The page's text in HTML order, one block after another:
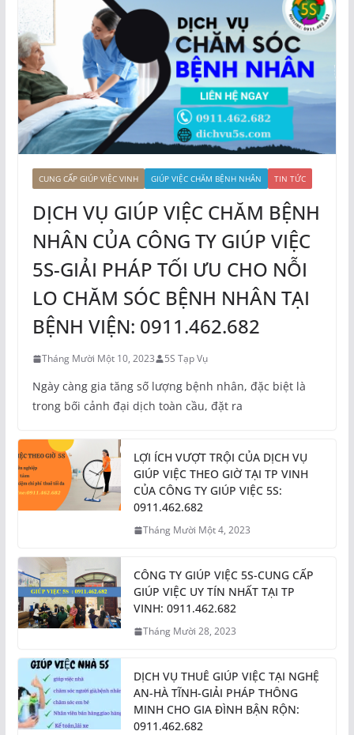
CUNG CẤP GIÚP VIỆC VINH GIÚP VIỆC CHĂM BỆNH NHÂN TIN TỨC
DỊCH VỤ GIÚP VIỆC CHĂM BỆNH
NHÂN CỦA CÔNG TY GIÚP VIỆC
5S-GIẢI PHÁP TỐI ƯU CHO NỖI
LO CHĂM SÓC BỆNH NHÂN TẠI
BỆNH VIỆN: 0911.462.682
Tháng Mười Một 10, 2023 5S Tạp Vụ
Ngày càng gia tăng số lượng bệnh nhân, đặc biệt là
trong bối cảnh đại dịch toàn cầu, đặt ra
LỢI ÍCH VƯỢT TRỘI CỦA DỊCH VỤ
GIÚP VIỆC THEO GIỜ TẠI TP VINH
CỦA CÔNG TY GIÚP VIỆC 5S:
0911.462.682
Tháng Mười Một 4, 2023
CÔNG TY GIÚP VIỆC 5S-CUNG CẤP
GIÚP VIỆC UY TÍN NHẤT TẠI TP
VINH: 0911.462.682
Tháng Mười 28, 2023
DỊCH VỤ THUÊ GIÚP VIỆC TẠI NGHỆ
AN-HÀ TĨNH-GIẢI PHÁP THÔNG
MINH CHO GIA ĐÌNH BẬN RỘN:
0911.462.682